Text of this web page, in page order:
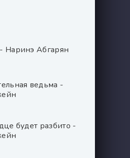
Наринэ Абгарян
ведьма -
будет разбито -